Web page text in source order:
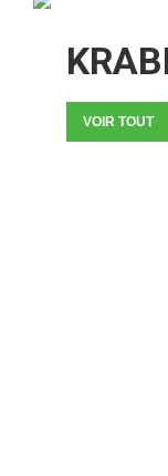
VOIR TOUT